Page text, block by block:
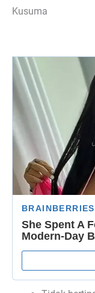
Kusuma